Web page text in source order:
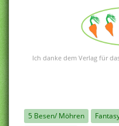
Ich danke dem Verlag für
5 Besen/ Möhren